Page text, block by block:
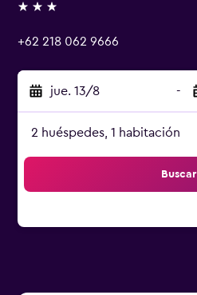
3 estrellas
+62 218 062 9666
jue. 13/8 -
2 huéspedes, 1 habitación
Buscar